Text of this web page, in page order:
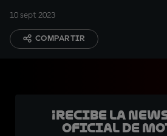
10 sept 2023
COMPARTIR
¡Recibe la
oficial de